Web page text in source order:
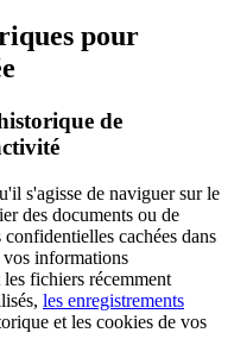
pour
de
s'agisse de naviguer sur le
des documents ou de
cachées dans
informations
fichiers récemment
les enregistrements
et les cookies de vos